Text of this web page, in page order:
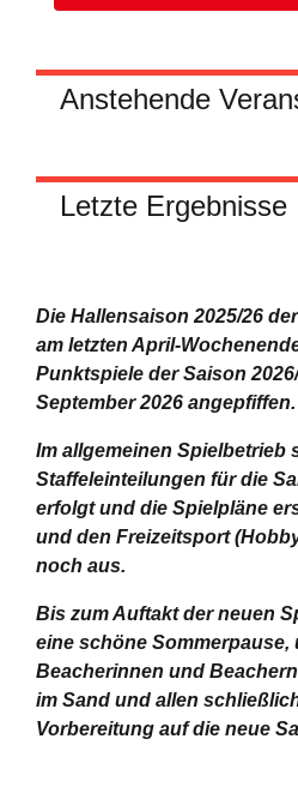
Anstehende
Letzte Ergebnisse
Punktspiele der Saison
September 2026 angepfiffen.
Staffeleinteilungen für die
erfolgt und die Spielpläne
und den Freizeitsport
eine schöne Sommerpause,
Beacherinnen und
im Sand und allen